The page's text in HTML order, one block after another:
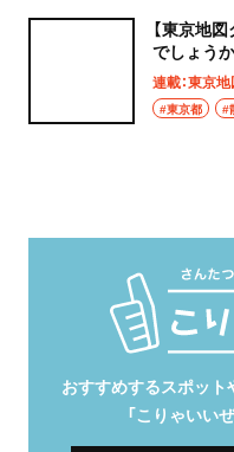
【東京地
でしょう
連載：東京
#東京都 #
おすすめするスポット
「こりゃいい